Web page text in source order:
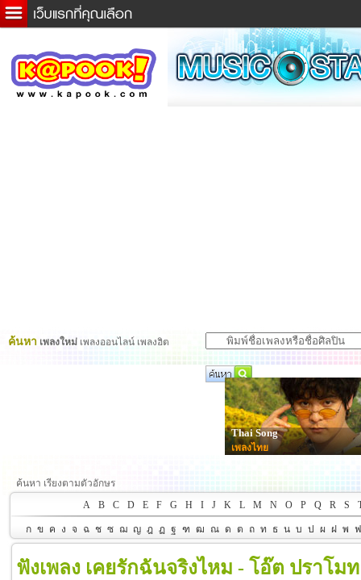
ข่าวด่วน
ละคร
ค้นหา เพลงใหม่ เพลงออนไลน์ เพลงฮิต
Thai Song
เพลงไทย
ค้นหา เรียงตามตัวอักษร
A
B C D E F G H I J K L M N O P Q R S
ก ข ค ง จ ฉ ช ซ ฌ ญ ฎ ฏ ฐ ฑ ฒ ณ ด ต ถ ท ธ น บ ป ผ ฝ พ ฟ
ฟังเพลง เคยรักฉันจริงไหม - โอ๊ต ปราโม